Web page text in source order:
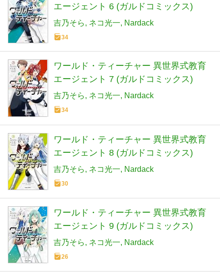
エージェント 6 (ガルドコミックス)
吉乃そら ネコ光一 Nardack
34
ワールド・ティーチャー 異世界式教育
エージェント 7 (ガルドコミックス)
吉乃そら ネコ光一 Nardack
34
ワールド・ティーチャー 異世界式教育
エージェント 8 (ガルドコミックス)
吉乃そら ネコ光一 Nardack
30
ワールド・ティーチャー 異世界式教育
エージェント 9 (ガルドコミックス)
吉乃そら ネコ光一 Nardack
26